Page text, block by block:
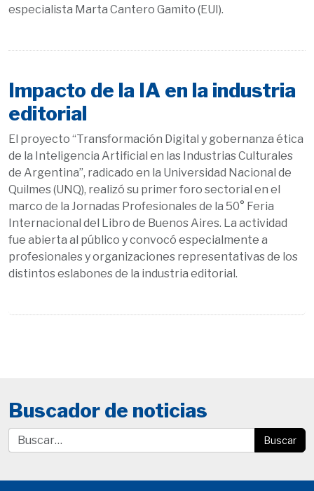
especialista Marta Cantero Gamito (EUI).
Impacto de la IA en la industria
editorial
El proyecto “Transformación Digital y gobernanza ética
de la Inteligencia Artificial en las Industrias Culturales
de Argentina”, radicado en la Universidad Nacional de
Quilmes (UNQ), realizó su primer foro sectorial en el
marco de la Jornadas Profesionales de la 50° Feria
Internacional del Libro de Buenos Aires. La actividad
fue abierta al público y convocó especialmente a
profesionales y organizaciones representativas de los
distintos eslabones de la industria editorial.
Buscador de noticias
Buscar